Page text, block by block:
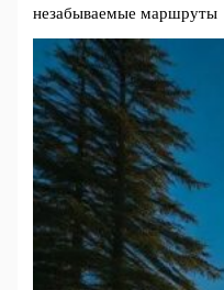
незабываемые маршруты